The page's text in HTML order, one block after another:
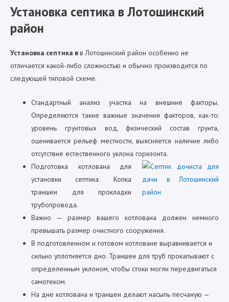
Установка септика в Лотошинский
район
Установка септика вв Лотошинский район особенно не
отличается какой-либо сложностью и обычно производится по
следующей типовой схеме.
Стандартный анализ участка на внешние факторы.
Определяются такие важные значения факторов, как-то:
уровень грунтовых вод, физический состав грунта,
оценивается рельеф местности, выясняется наличие либо
отсутствие естественного уклона горизонта.
Подготовка котлована для
установки септика. Копка
траншеи для прокладки
трубопровода.
Важно — размер вашего котлована должен немного
превышать размер очистного сооружения.
В подготовленном и готовом котловане выравнивается и
сильно уплотняется дно. Траншеи для труб прокапывают с
определенным уклоном, чтобы стоки могли передвигаться
самотеком.
На дне котлована и траншеи делают насыпь песчаную —